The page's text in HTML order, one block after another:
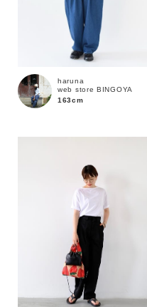
haruna
web store BINGOYA
163cm